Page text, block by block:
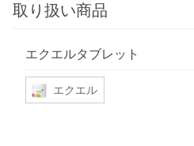
取り扱い商品
エクエルタブレット
エクエル